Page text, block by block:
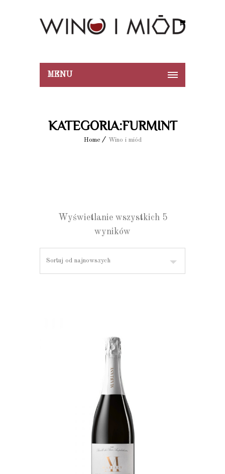
MENU
KATEGORIA:FURMINT
Home Wino i miód
Wyświetlanie wszystkich 5
wyników